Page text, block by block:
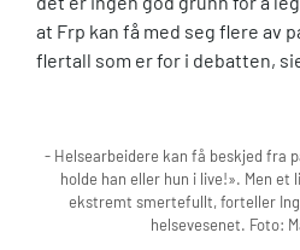
at Frp kan få med seg flere av
flertall som er for i debatten,
- Helsearbeidere kan få beskjed fra
holde han eller hun i live!». Men
ekstremt smertefullt, forteller
helsevesenet. Foto: